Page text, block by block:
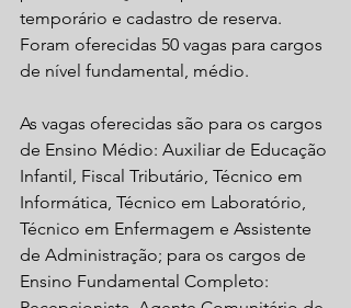
temporário e cadastro de reserva.
Foram oferecidas 50 vagas para cargos
de nível fundamental, médio.
As vagas oferecidas são para os cargos
de Ensino Médio: Auxiliar de Educação
Infantil, Fiscal Tributário, Técnico em
Informática, Técnico em Laboratório,
Técnico em Enfermagem e Assistente
de Administração; para os cargos de
Ensino Fundamental Completo: